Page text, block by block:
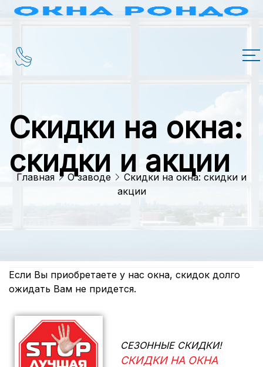
Скидки на окна:
скидки и акции
Главная О заводе
Скидки на окна: скидки и
акции
Если Вы приобретаете у нас окна, скидок долго
ожидать Вам не придется.
СЕЗОННЫЕ СКИДКИ!
СКИДКИ НА ОКНА